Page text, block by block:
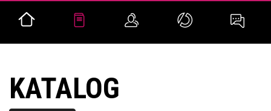
KATALOG